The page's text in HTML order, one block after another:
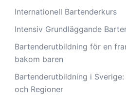
Internationell Bartenderkurs​
Intensiv Grundläggande
Bartenderutbildning för en
bakom baren
Bartenderutbildning i
och Regioner